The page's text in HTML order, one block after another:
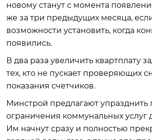
новому станут с момента
же за три предыдущих месяца,
возможности установить, когда
появились.
В два раза увеличить квартплату
тех, кто не пускает проверяющих
показания счетчиков.
Минстрой предлагают упразднить
ограничения коммунальных услуг
Им начнут сразу и полностью